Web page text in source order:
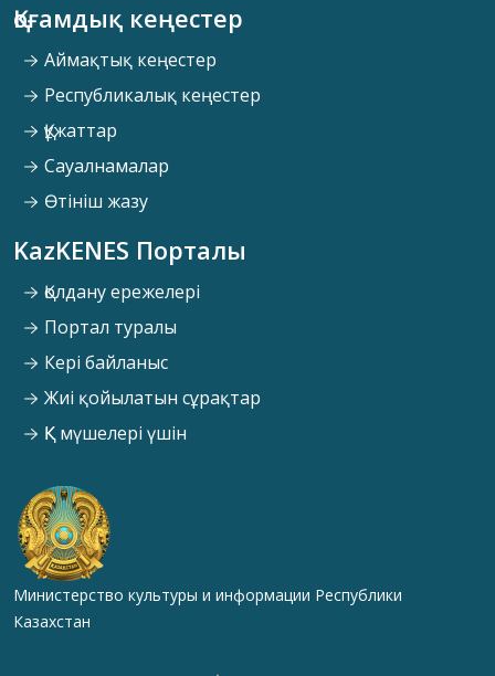
Қоғамдық кеңестер
Аймақтық кеңестер
Республикалық кеңестер
Құжаттар
Сауалнамалар
Өтініш жазу
KazKENES Порталы
Қолдану ережелері
Портал туралы
Кері байланыс
Жиі қойылатын сұрақтар
ҚК мүшелері үшін
Министерство культуры и информации Республики
Казахстан